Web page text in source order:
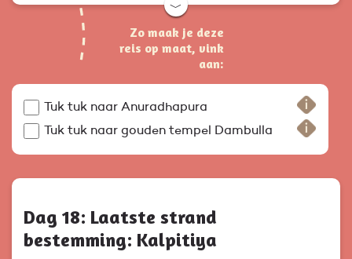
﹀
Zo maak je deze
reis op maat, vink
aan:
Tuk tuk naar Anuradhapura
Tuk tuk naar gouden tempel Dambulla
Dag 18: Laatste strand
bestemming: Kalpitiya